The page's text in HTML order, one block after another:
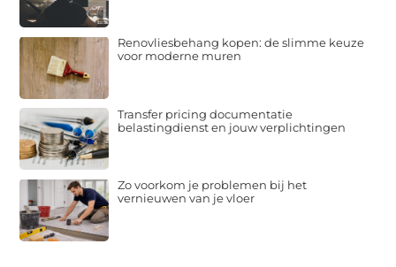
Renovliesbehang kopen: de slimme keuze
voor moderne muren
Transfer pricing documentatie
belastingdienst en jouw verplichtingen
Zo voorkom je problemen bij het
vernieuwen van je vloer